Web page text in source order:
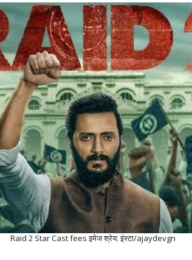
Raid 2 Star Cast fees इमेज श्रेय: इंस्टा/ajaydevgn